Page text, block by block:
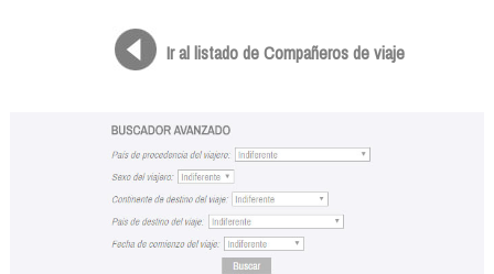
Ir al listado de Compañeros de viaje